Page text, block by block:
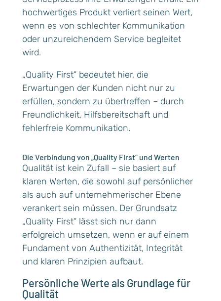
hochwertiges Produkt verliert seinen Wert,
wenn es von schlechter Kommunikation
oder unzureichendem Service begleitet
wird.
„Quality First“ bedeutet hier, die
Erwartungen der Kunden nicht nur zu
erfüllen, sondern zu übertreffen – durch
Freundlichkeit, Hilfsbereitschaft und
fehlerfreie Kommunikation.
Die Verbindung von „Quality First“ und Werten
Qualität ist kein Zufall – sie basiert auf
klaren Werten, die sowohl auf persönlicher
als auch auf unternehmerischer Ebene
verankert sein müssen. Der Grundsatz
„Quality First“ lässt sich nur dann
erfolgreich umsetzen, wenn er auf einem
Fundament von Authentizität, Integrität
und klaren Prinzipien aufbaut.
Persönliche Werte als Grundlage für
Qualität